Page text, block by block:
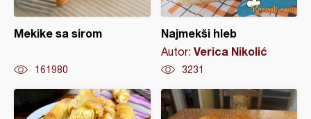
Mekike sa sirom
161980
Najmekši hleb
Autor: Verica Nikolić
3231